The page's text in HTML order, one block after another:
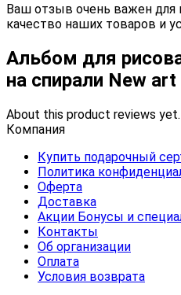
Ваш отзыв очень важен для
качество наших товаров и
Альбом для
на спирали New
About this product reviews
Компания
Купить подарочный
Политика
Оферта
Доставка
Акции Бонусы и
Контакты
Об организации
Оплата
Условия возврата